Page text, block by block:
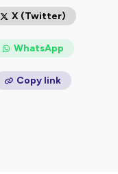
X (Twitter)
WhatsApp
Copy link